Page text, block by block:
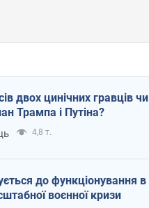
двох цинічних гравців чи
Трампа і Путіна?
4,8 т.
до функціонування в
воєнної кризи